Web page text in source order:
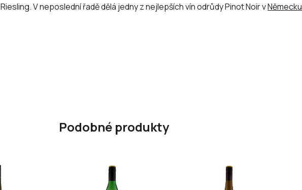
V neposlední řadě dělá jedny z nejlepších vín odrůdy Pinot Noir vNěmecku
Podobné produkty